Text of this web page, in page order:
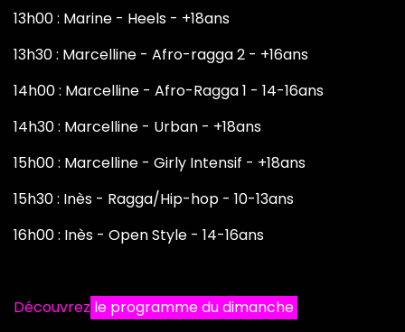
13h00 : Marine - Heels - +18ans
13h30 : Marcelline - Afro-ragga 2 - +16ans
14h00 : Marcelline - Afro-Ragga 1 - 14-16ans
14h30 : Marcelline - Urban - +18ans
15h00 : Marcelline - Girly Intensif - +18ans
15h30 : Inès - Ragga/Hip-hop - 10-13ans
16h00 : Inès - Open Style - 14-16ans
Découvrez le programme du dimanche